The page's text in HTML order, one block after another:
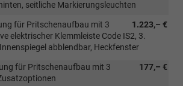
seitliche Markierungsleuchten
1.223,– €
für Pritschenaufbau mit 3
elektrischer Klemmleiste Code IS2, 3.
abblendbar, Heckfenster
177,– €
für Pritschenaufbau mit 3